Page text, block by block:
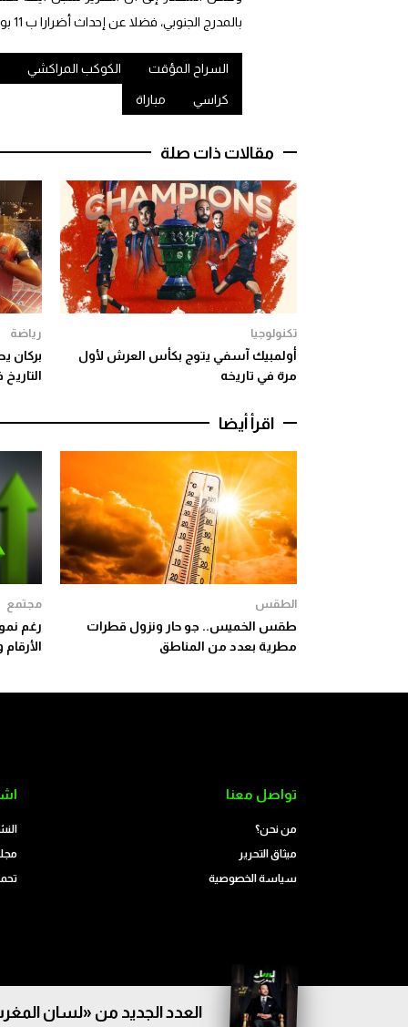
بالمدرج الجنوبي، فضلا عن إحداث أضرارا ب 11 بوابة إلكترونية مداخل الكتبية والمنارة.
السراح المؤقت الكوكب المراكشي
كراسي مباراة
مقالات ذات صلة
تكنولوجيا
أولمبيك آسفي يتوج بكأس العرش لأول
مرة في تاريخه
رياضة
بركان
اقرأ أيضا
الطقس
طقس الخميس.. جو حار ونزول قطرات
مطرية بعدد من المناطق
مجتمع
العدد الجديد من «لسان
تواصل معنا
من نحن؟
ميثاق التحرير
سياسة الخصوصية